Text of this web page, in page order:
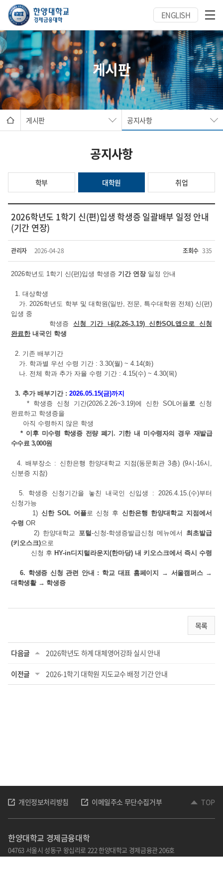
ENGLISH
게시판
게시판 공지사항
공지사항
학부 대학원 취업
2026학년도 1학기 신(편)입생 학생증 일괄배부 일정 안내
(기간 연장)
관리자 2026-04-28 조회수 335
2026학년도 1학기 신(편)입생 학생증 기간 연장일정 안내
1. 대상학생
가. 2026학년도 학부 및 대학원(일반, 전문, 특수대학원 전체) 신(편)
입생 중
학생증 신청 기간 내(2.26-3.19) 신한SOL앱으로 신청
완료한내국인 학생
2. 기존 배부기간
가. 학과별 우선 수령 기간 : 3.30(월) ~ 4.14(화)
나. 전체 학과 추가 자율 수령 기간 : 4.15(수) ~ 4.30(목)
3. 추가 배부기간 : 2026.05.15(금)까지
* 학생증 신청 기간(2026.2.26~3.19)에 신한 SOL어플로 신청
완료하고 학생증을
아직 수령하지 않은 학생
* 이후 미수령 학생증 전량 폐기. 기한 내 미수령자의 경우 재발급
수수료 3,000원
4. 배부장소 : 신한은행 한양대학교 지점(동문회관 3층) (9시-16시,
신분증 지참)
5. 학생증 신청기간을 놓친 내국인 신입생 : 2026.4.15.(수)부터
신청가능
1) 신한 SOL 어플로 신청 후 신한은행 한양대학교 지점에서
수령 OR
2) 한양대학교 포털 -신청-학생증발급신청 메뉴에서 최초발급
(키오스크)으로
신청 후 HY-in디지털라운지(한마당) 내 키오스크에서 즉시 수령
6. 학생증 신청 관련 안내 : 학교 대표 홈페이지 → 서울캠퍼스 →
대학생활 → 학생증
목록
다음글 2026학년도 하계 대체영어강좌 실시 안내
이전글 2026-1학기 대학원 지도교수 배정 기간 안내
개인정보처리방침 이메일주소 무단수집거부 TOP
한양대학교 경제금융대학
04763 서울시 성동구 왕십리로 222 한양대학교 경제금융관 206호